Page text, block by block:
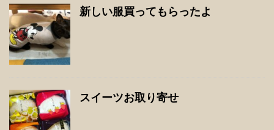
新しい服買ってもらったよ
スイーツお取り寄せ